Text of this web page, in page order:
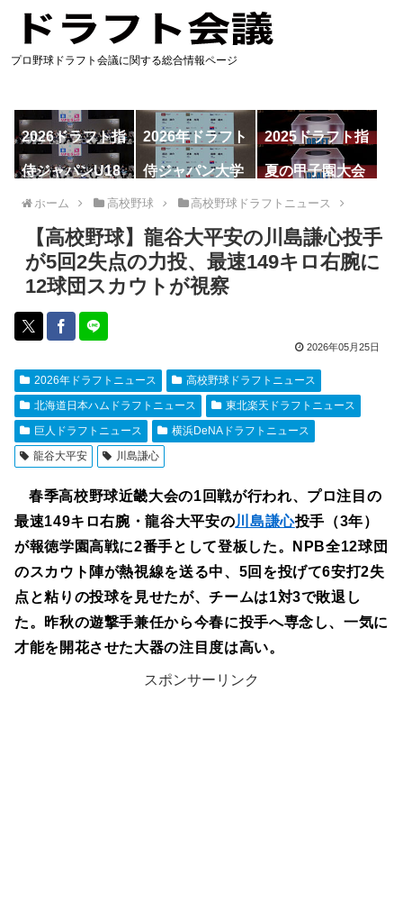
プロ野球ドラフト会議に関する総合情報ページ
2026ドラフト指
名予想
2026年ドラフト
候補
2025ドラフト指
名一覧
侍ジャパンU18
代表
侍ジャパン大学
代表
夏の甲子園大会
ホーム 高校野球 高校野球ドラフトニュース
【高校野球】龍谷大平安の川島謙心投手
が5回2失点の力投、最速149キロ右腕に
12球団スカウトが視察
2026年05月25日
2026年ドラフトニュース
高校野球ドラフトニュース
北海道日本ハムドラフトニュース
東北楽天ドラフトニュース
巨人ドラフトニュース
横浜DeNAドラフトニュース
龍谷大平安
川島謙心
春季高校野球近畿大会の1回戦が行われ、プロ注目の
最速149キロ右腕・龍谷大平安の川島謙心投手（3年）
が報徳学園高戦に2番手として登板した。NPB全12球団
のスカウト陣が熱視線を送る中、5回を投げて6安打2失
点と粘りの投球を見せたが、チームは1対3で敗退し
た。昨秋の遊撃手兼任から今春に投手へ専念し、一気に
才能を開花させた大器の注目度は高い。
スポンサーリンク